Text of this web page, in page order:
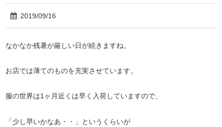
2019/09/16
なかなか残暑が厳しい日が続きますね。
お店では薄てのものを充実させています。
服の世界は1ヶ月近くは早く入荷していますので、
「少し早いかなあ・・」というくらいが